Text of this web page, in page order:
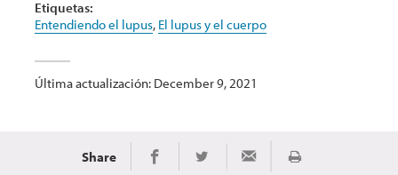
Etiquetas:
Entendiendo el lupus, El lupus y el cuerpo
Última actualización: December 9, 2021
Share Share on Facebook
Share on TwitterShare via EmailImprimir